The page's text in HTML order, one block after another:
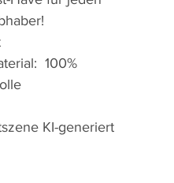
100%
KI-generiert